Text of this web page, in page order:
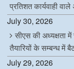
प्रतिशत कार्यवाही
July 30, 2026
सीएस की अध्यक्षता
तैयारियों के सम्बन्ध में
July 29, 2026